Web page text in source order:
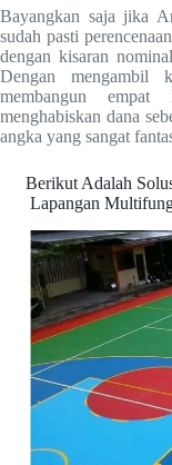
Bayangkan saja jika
sudah pasti
dengan kisaran
Dengan mengambil
membangun
menghabiskan dana
angka yang sangat
Berikut Adalah
Lapangan